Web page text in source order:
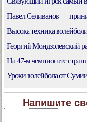
Павел Селиванов —
Высока техника
Георгий Мондзолевский
На 47-м чемпионате
Уроки волейбола от
Напишите